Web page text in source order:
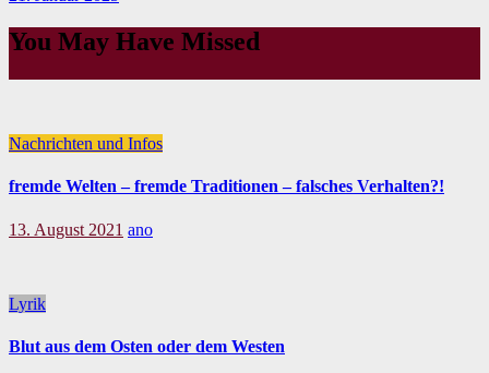
You May Have Missed
Nachrichten und Infos
fremde Welten – fremde Traditionen – falsches Verhalten?!
13. August 2021 ano
Lyrik
Blut aus dem Osten oder dem Westen